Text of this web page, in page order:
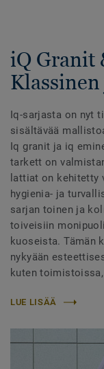
iQ Granit
Iq-sarjasta on nyt
sisältävää
Iq granit ja iq
tarkett on
lattiat on kehitetty
hygienia- ja
sarjan toinen ja
toiveisiin
kuoseista. Tämän
nykyään
kuten
LUE LISÄÄ